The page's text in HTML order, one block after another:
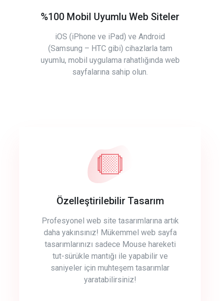
%100 Mobil Uyumlu Web Siteler
iOS (iPhone ve iPad) ve Android
(Samsung – HTC gibi) cihazlarla tam
uyumlu, mobil uygulama rahatlığında web
sayfalarına sahip olun.
Özelleştirilebilir Tasarım
Profesyonel web site tasarımlarına artık
daha yakınsınız! Mükemmel web sayfa
tasarımlarınızı sadece Mouse hareketi
tut-sürükle mantığı ile yapabilir ve
saniyeler için muhteşem tasarımlar
yaratabilirsiniz!